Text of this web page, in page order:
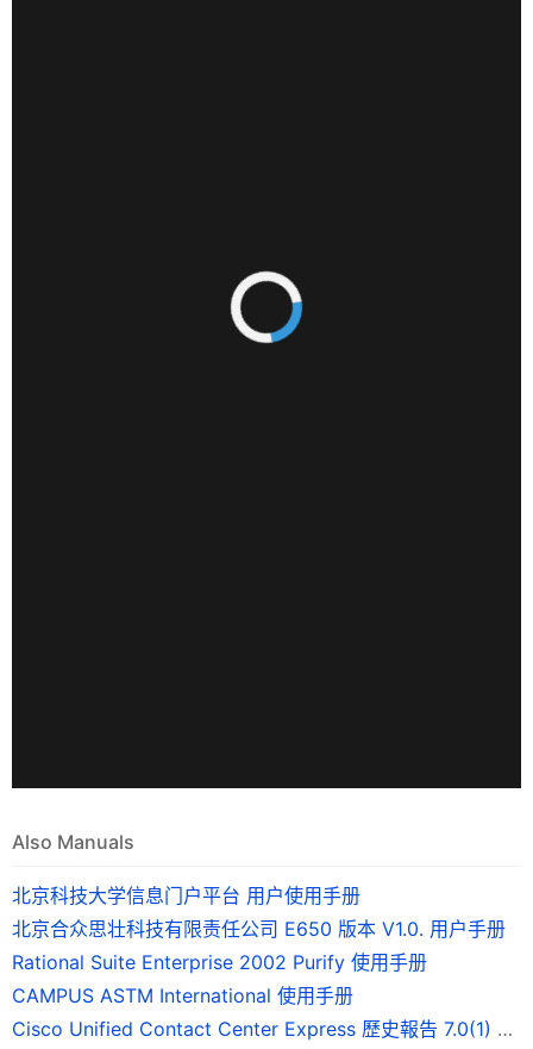
Also Manuals
北京科技大学信息门户平台 用户使用手册
北京合众思壮科技有限责任公司 E650 版本 V1.0. 用户手册
Rational Suite Enterprise 2002 Purify 使用手册
CAMPUS ASTM International 使用手册
Cisco Unified Contact Center Express 歷史報告 7.0(1) 版使用手冊